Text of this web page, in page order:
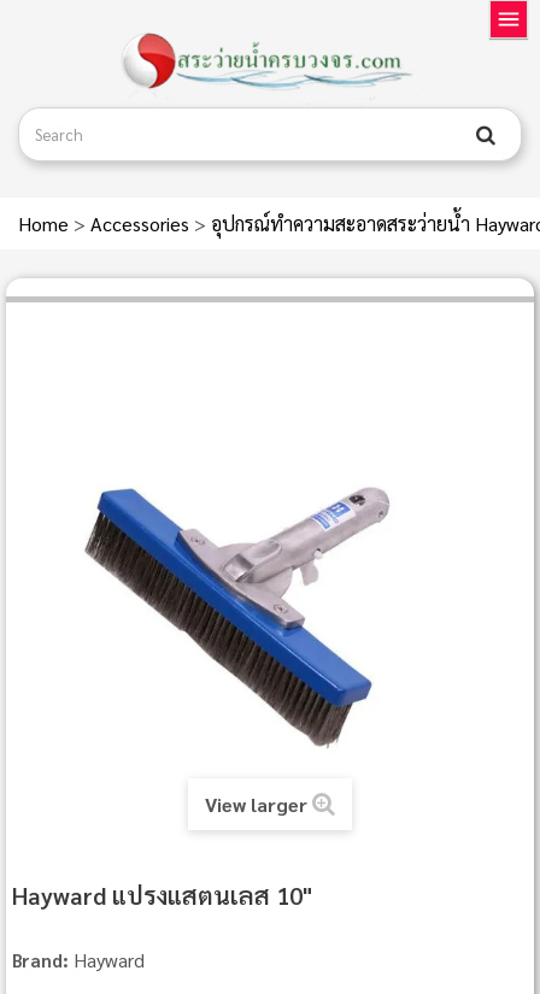
Home > Accessories > อุปกรณ์ทำความสะอาดสระว่ายน้ำ
View larger
Hayward แปรงแสตนเลส 10"
Brand: Hayward